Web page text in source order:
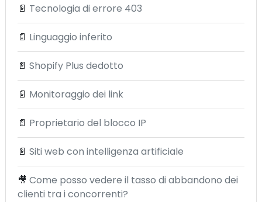
📄 Tecnologia di errore 403
📄 Linguaggio inferito
📄 Shopify Plus dedotto
📄 Monitoraggio dei link
📄 Proprietario del blocco IP
📄 Siti web con intelligenza artificiale
🎥 Come posso vedere il tasso di abbandono dei
clienti tra i concorrenti?